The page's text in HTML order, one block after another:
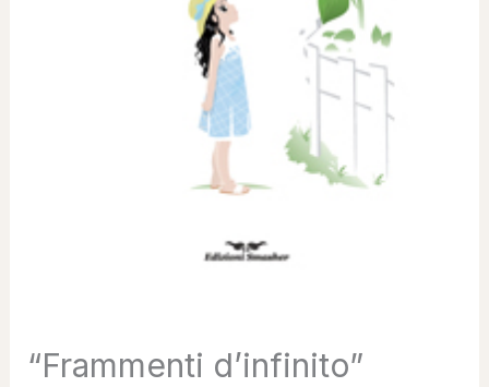
“Frammenti d’infinito”